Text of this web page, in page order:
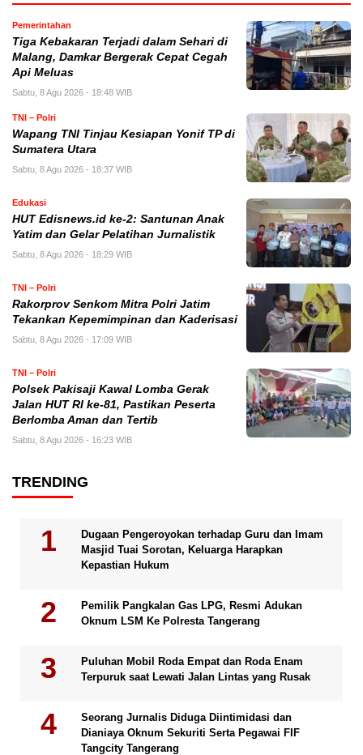
Pemerintahan
Tiga Kebakaran Terjadi dalam Sehari di
Malang, Damkar Bergerak Cepat Cegah
Api Meluas
Sabtu, 8 Agu 2026 - 18:48 WIB
TNI – Polri
Wapang TNI Tinjau Kesiapan Yonif TP di
Sumatera Utara
Sabtu, 8 Agu 2026 - 18:37 WIB
Edukasi
HUT Edisnews.id ke-2: Santunan Anak
Yatim dan Gelar Pelatihan Jurnalistik
Sabtu, 8 Agu 2026 - 18:29 WIB
TNI – Polri
Rakorprov Senkom Mitra Polri Jatim
Tekankan Kepemimpinan dan Kaderisasi
Sabtu, 8 Agu 2026 - 17:09 WIB
TNI – Polri
Polsek Pakisaji Kawal Lomba Gerak
Jalan HUT RI ke-81, Pastikan Peserta
Berlomba Aman dan Tertib
Sabtu, 8 Agu 2026 - 16:23 WIB
TRENDING
Dugaan Pengeroyokan terhadap Guru dan Imam
Masjid Tuai Sorotan, Keluarga Harapkan
Kepastian Hukum
Pemilik Pangkalan Gas LPG, Resmi Adukan
Oknum LSM Ke Polresta Tangerang
Puluhan Mobil Roda Empat dan Roda Enam
Terpuruk saat Lewati Jalan Lintas yang Rusak
Seorang Jurnalis Diduga Diintimidasi dan
Dianiaya Oknum Sekuriti Serta Pegawai FIF
Tangcity Tangerang